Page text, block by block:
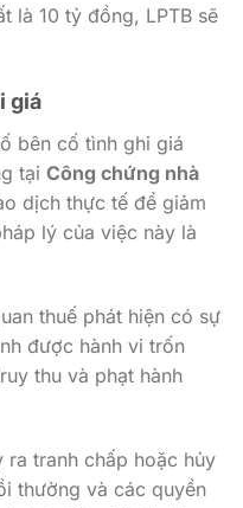
là 10 tỷ đồng, LPTB sẽ
giá
bên cố tình ghi giá
tại Công chứng nhà
dịch thực tế để giảm
lý của việc này là
thuế phát hiện có sự
được hành vi trốn
thu và phạt hành
ra tranh chấp hoặc hủy
thường và các quyền